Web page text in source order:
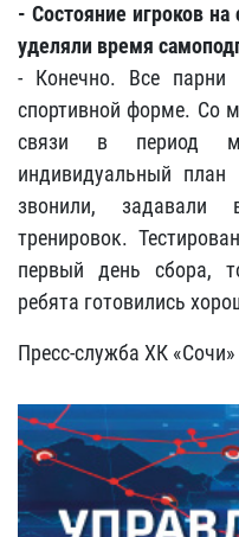
- Состояние игроков на
уделяли время
- Конечно. Все парни
спортивной форме. Со
связи в период
индивидуальный
звонили, задавали
тренировок.
первый день сбора,
ребята готовились
Пресс-служба ХК «Сочи»